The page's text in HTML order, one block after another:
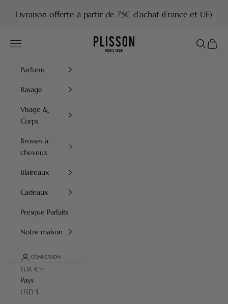
Livraison offerte à partir de 75€ d'achat (France et UE)
Plisson 1808
Menu Recherche
Panier
Parfums
Rasage
Visage &
Corps
Brosses à
cheveux
Blaireaux
Cadeaux
Presque Parfaits
Notre maison
CONNEXION
EUR €
Pays
USD $